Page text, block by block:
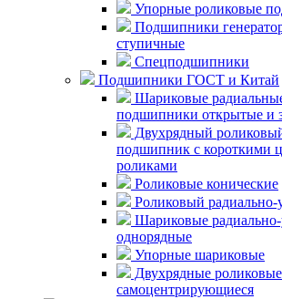
Упорные роликовые
Подшипники
ступичные
Спецподшипники
Подшипники ГОСТ и Китай
Шариковые
подшипники открытые и
Двухрядный
подшипник с короткими
роликами
Роликовые конические
Роликовый
Шариковые
однорядные
Упорные шариковые
Двухрядные роликовые
самоцентрирующиеся